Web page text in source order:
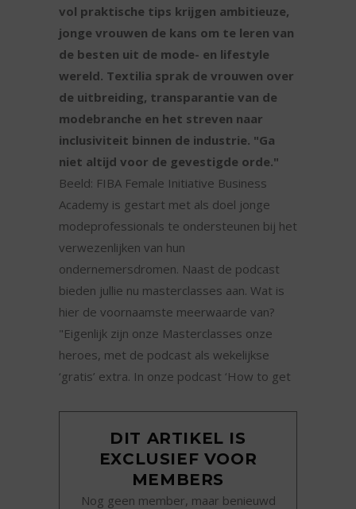
vol praktische tips krijgen ambitieuze,
jonge vrouwen de kans om te leren van
de besten uit de mode- en lifestyle
wereld. Textilia sprak de vrouwen over
de uitbreiding, transparantie van de
modebranche en het streven naar
inclusiviteit binnen de industrie. "Ga
niet altijd voor de gevestigde orde."
Beeld: FIBA Female Initiative Business
Academy is gestart met als doel jonge
modeprofessionals te ondersteunen bij het
verwezenlijken van hun
ondernemersdromen. Naast de podcast
bieden jullie nu masterclasses aan. Wat is
hier de voornaamste meerwaarde van?
"Eigenlijk zijn onze Masterclasses onze
heroes, met de podcast als wekelijkse
‘gratis’ extra. In onze podcast ‘How to get
DIT ARTIKEL IS
EXCLUSIEF VOOR
MEMBERS
Nog geen member, maar benieuwd